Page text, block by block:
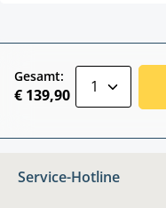
Gesamt:
€ 139,90
Service-Hotline